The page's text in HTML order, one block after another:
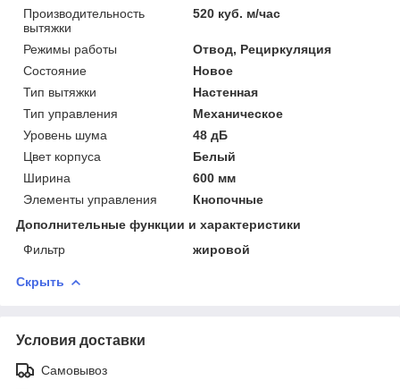
Производительность
вытяжки
520 куб. м/час
Режимы работы
Отвод, Рециркуляция
Состояние
Новое
Тип вытяжки
Настенная
Тип управления
Механическое
Уровень шума
48 дБ
Цвет корпуса
Белый
Ширина
600 мм
Элементы управления
Кнопочные
Дополнительные функции и характеристики
Фильтр
жировой
Скрыть
Условия доставки
Самовывоз